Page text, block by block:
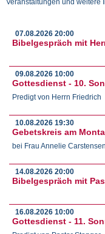
Veranstaltungen und weitere
07.08.2026 20:00
Bibelgespräch mit
09.08.2026 10:00
Gottesdienst - 10.
Predigt von Herrn Friedrich
10.08.2026 19:30
Gebetskreis am
bei Frau Annelie Carstensen
14.08.2026 20:00
Bibelgespräch mit
16.08.2026 10:00
Gottesdienst - 11.